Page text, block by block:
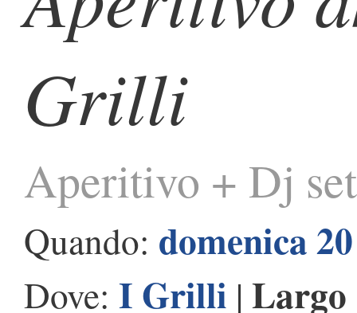
Grilli
Aperitivo + Dj set
Quando: domenica
Dove: I Grilli | Largo